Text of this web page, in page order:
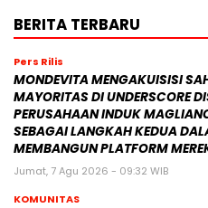
BERITA TERBARU
Pers Rilis
MONDEVITA MENGAKUISISI
MAYORITAS DI UNDERSCORE
PERUSAHAAN INDUK
SEBAGAI LANGKAH KEDUA
MEMBANGUN PLATFORM
Jumat, 7 Agu 2026 - 09:32 WIB
KOMUNITAS